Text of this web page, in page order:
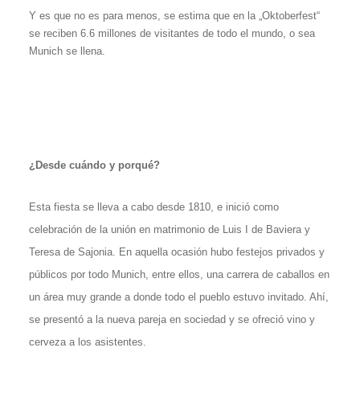
Y es que no es para menos, se estima que en la „Oktoberfest“
se reciben 6.6 millones de visitantes de todo el mundo, o sea
Munich se llena.
¿Desde cuándo y porqué?
Esta fiesta se lleva a cabo desde 1810, e inició como
celebración de la unión en matrimonio de Luis I de Baviera y
Teresa de Sajonia. En aquella ocasión hubo festejos privados y
públicos por todo Munich, entre ellos, una carrera de caballos en
un área muy grande a donde todo el pueblo estuvo invitado. Ahí,
se presentó a la nueva pareja en sociedad y se ofreció vino y
cerveza a los asistentes.